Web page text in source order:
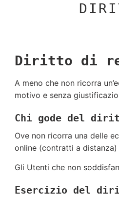
Diritto di
A meno che non ricorra
motivo e senza
Chi gode del
Ove non ricorra una delle
online (contratti a
Gli Utenti che non
Esercizio del